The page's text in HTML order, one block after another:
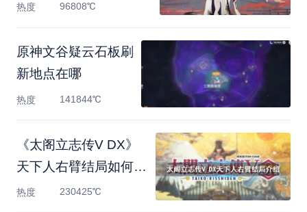
热度 96808℃
原神文谷疑云石板刷
新地点在哪
热度 141844℃
《太阁立志传V DX》
天下人右臂结局如何达
成？天
热度 230425℃